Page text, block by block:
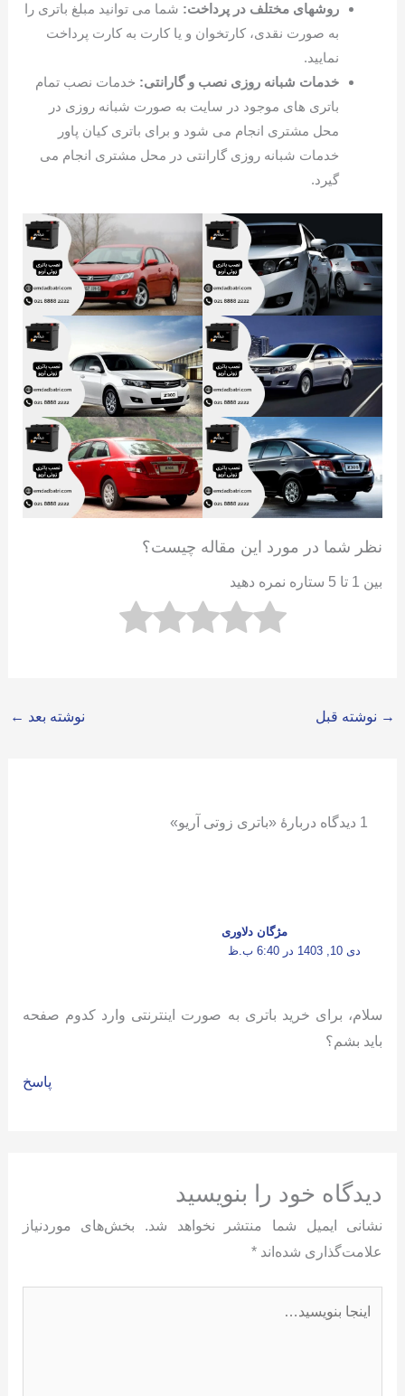
روشهای مختلف در پرداخت: شما می توانید مبلغ باتری را
به صورت نقدی، کارتخوان و یا کارت به کارت پرداخت
نمایید.
خدمات شبانه روزی نصب و گارانتی: خدمات نصب تمام
باتری های موجود در سایت به صورت شبانه روزی در
محل مشتری انجام می شود و برای باتری کیان پاور
خدمات شبانه روزی گارانتی در محل مشتری انجام می
گیرد.
نظر شما در مورد این مقاله چیست؟
بین 1 تا 5 ستاره نمره دهید
→ نوشته قبل نوشته بعد ←
1 دیدگاه دربارهٔ «باتری زوتی آریو»
مژگان دلاوری
دی 10, 1403 در 6:40 ب.ظ
سلام، برای خرید باتری به صورت اینترنتی وارد کدوم صفحه
باید بشم؟
پاسخ
دیدگاه‌ خود را بنویسید
نشانی ایمیل شما منتشر نخواهد شد.
بخش‌های موردنیاز
علامت‌گذاری شده‌اند *
بنویسید…